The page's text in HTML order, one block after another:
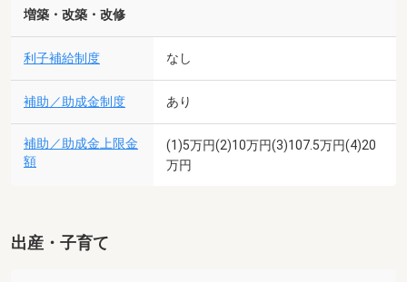
増築・改築・改修
利子補給制度 なし
補助／助成金制度 あり
補助／助成金上限金
額
(1)5万円(2)10万円(3)107.5万円(4)20
万円
出産・子育て